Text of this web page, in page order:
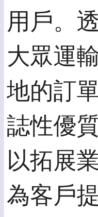
用戶。
大眾運
地的訂
誌性優
以拓展
為客戶